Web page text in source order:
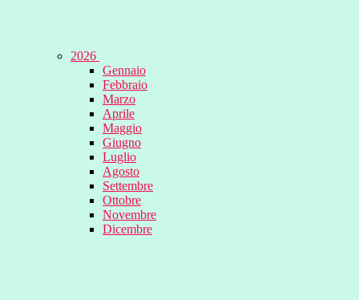
2026
Gennaio
Febbraio
Marzo
Aprile
Maggio
Giugno
Luglio
Agosto
Settembre
Ottobre
Novembre
Dicembre